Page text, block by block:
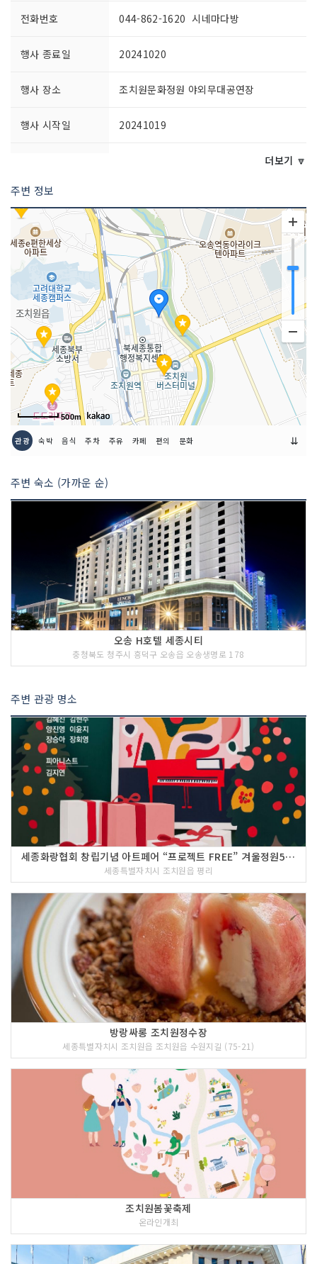
전화번호 044-862-1620 시네마다방
행사 종료일 20241020
행사 장소 조치원문화정원 야외무대공연장
행사 시작일 20241019
주최자 연락처
주관사 정보 시네마다방
주관사 연락처 044-862-1620
이용요금 무료/유료( 관람료 원하는 만큼)
더보기 🔽
주변 정보
500m
관광 숙박 음식 주차 주유 카페 편의 문화 ⇊
주변 숙소 (가까운 순)
오송 H호텔 세종시티
충청북도 청주시 흥덕구 오송읍 오송생명로 178
주변 관광 명소
세종화랑협회 창립기념 아트페어 “프로젝트 FREE” 겨울정원54℃
세종특별자치시 조치원읍 평리
방랑싸롱 조치원정수장
세종특별자치시 조치원읍 조치원읍 수원지길 (75-21)
조치원봄꽃축제
온라인개최